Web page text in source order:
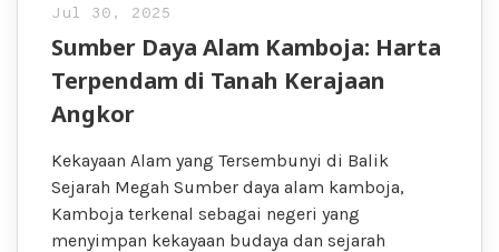
Jul 30, 2025
Sumber Daya Alam Kamboja: Harta
Terpendam di Tanah Kerajaan
Angkor
Kekayaan Alam yang Tersembunyi di Balik
Sejarah Megah Sumber daya alam kamboja,
Kamboja terkenal sebagai negeri yang
menyimpan kekayaan budaya dan sejarah